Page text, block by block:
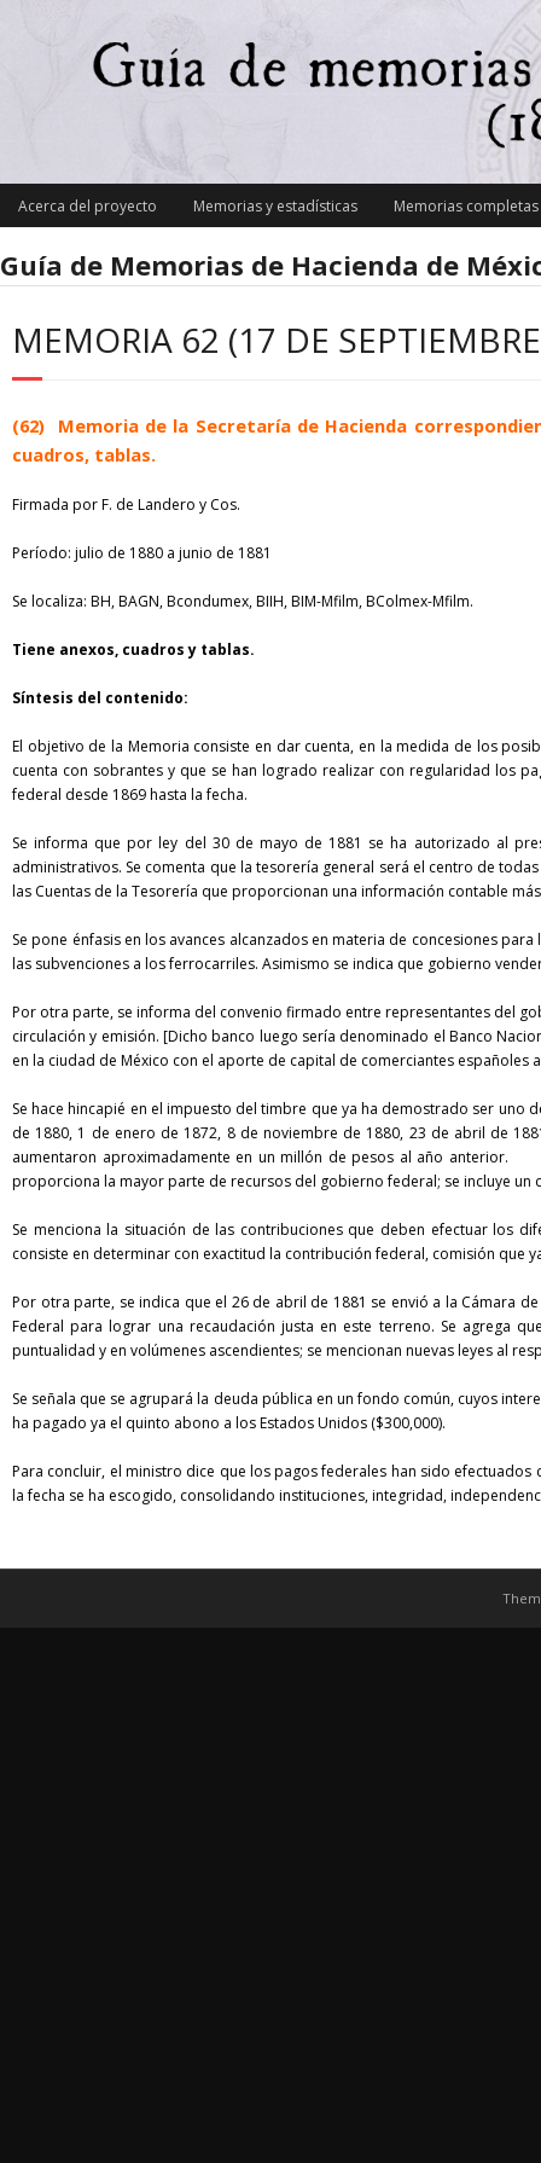
Acerca del proyecto Memorias y estadísticas Memorias
Guía de Memorias de Hacienda de
MEMORIA 62 (17 DE
(62) Memoria de la Secretaría de Hacienda
cuadros, tablas.
Firmada por F. de Landero y Cos.
Período: julio de 1880 a junio de 1881
Se localiza: BH,BAGN,Bcondumex,BIIH,BIM-Mfilm,BColmex-Mfilm.
Tiene anexos, cuadros y tablas.
Síntesis del contenido:
El objetivo de la Memoria consiste en dar cuenta, en la medida de los
cuenta con sobrantes y que se han logrado realizar con regularidad los
federal desde 1869 hasta la fecha.
Se informa que por ley del 30 de mayo de 1881 se ha autorizado al
administrativos. Se comenta que la tesorería general será el centro de
las Cuentas de la Tesorería que proporcionan una información contable
Se pone énfasis en los avances alcanzados en materia de concesiones
las subvenciones a los ferrocarriles. Asimismo se indica que gobierno
Por otra parte, se informa del convenio firmado entre representantes del
circulación y emisión. [Dicho banco luego sería denominado el Banco
en la ciudad de México con el aporte de capital de comerciantes
Se hace hincapié en el impuesto del timbre que ya ha demostrado ser uno
de 1880, 1 de enero de 1872, 8 de noviembre de 1880, 23 de abril de
aumentaron aproximadamente en un millón de pesos al año
proporciona la mayor parte de recursos del gobierno federal; se incluye un
Se menciona la situación de las contribuciones que deben efectuar los
consiste en determinar con exactitud la contribución federal, comisión que
Por otra parte, se indica que el 26 de abril de 1881 se envió a la Cámara
Federal para lograr una recaudación justa en este terreno. Se agrega
puntualidad y en volúmenes ascendientes; se mencionan nuevas leyes al
Se señala que se agrupará la deuda pública en un fondo común, cuyos
ha pagado ya el quinto abono a los Estados Unidos ($300,000).
Para concluir, el ministro dice que los pagos federales han sido
la fecha se ha escogido, consolidando instituciones, integridad,